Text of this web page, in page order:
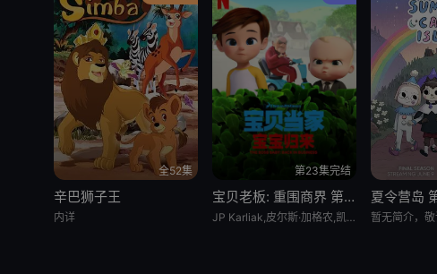
全52集
辛巴狮子王
内详
第23集完结
宝贝老板: 重围商界 第二季
JP Karliak,皮尔斯·加格农,凯文·迈克尔·理查德森,Alex Cazares
夏令营岛
暂无简介，